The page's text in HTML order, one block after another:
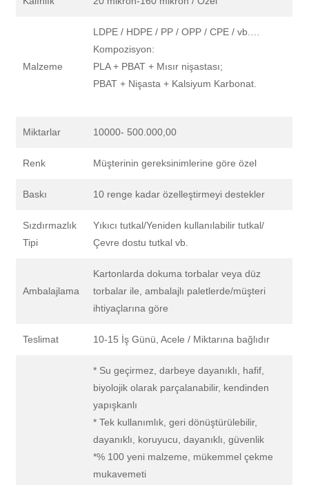
Malzeme
LDPE / HDPE / PP / OPP / CPE / vb.…
Kompozisyon:
PLA + PBAT + Mısır nişastası;
PBAT + Nişasta + Kalsiyum Karbonat.
Miktarlar 10000- 500.000,00
Renk Müşterinin gereksinimlerine göre özel
Baskı 10 renge kadar özelleştirmeyi destekler
Sızdırmazlık
Tipi
Yıkıcı tutkal/Yeniden kullanılabilir tutkal/
Çevre dostu tutkal vb.
Ambalajlama
Kartonlarda dokuma torbalar veya düz
torbalar ile, ambalajlı paletlerde/müşteri
ihtiyaçlarına göre
Teslimat 10-15 İş Günü, Acele / Miktarına bağlıdır
* Su geçirmez, darbeye dayanıklı, hafif,
biyolojik olarak parçalanabilir, kendinden
yapışkanlı
* Tek kullanımlık, geri dönüştürülebilir,
dayanıklı, koruyucu, dayanıklı, güvenlik
*% 100 yeni malzeme, mükemmel çekme
mukavemeti